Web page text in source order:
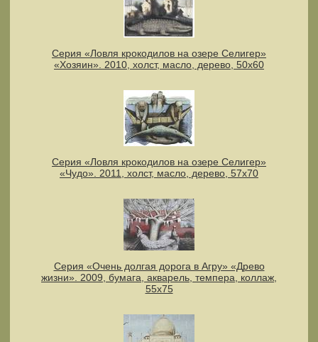
Серия «Ловля крокодилов на озере Селигер»
«Хозяин». 2010, холст, масло, дерево, 50х60
Серия «Ловля крокодилов на озере Селигер»
«Чудо». 2011, холст, масло, дерево, 57х70
Серия «Очень долгая дорога в Агру» «Древо
жизни». 2009, бумага, акварель, темпера, коллаж,
55х75